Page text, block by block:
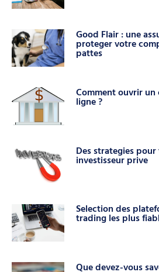
Good Flair : une
proteger votre
pattes
Comment ouvrir
ligne ?
Des strategies
investisseur prive
Selection des
trading les plus
Que devez-vous